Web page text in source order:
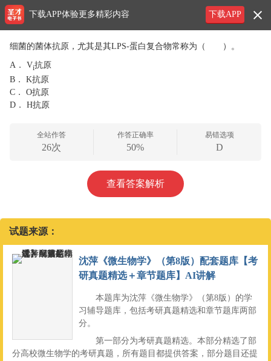
细菌的菌体抗原，尤其是其LPS-蛋白复合物常称为（ ）。
A． Vi抗原
B．
K抗原
C．
O抗原
D．
H抗原
全站作答
26次
作答正确率
50%
易错选项
D
查看答案解析
试题来源：
沈萍《微生物学》（第8版）配套题库【考
研真题精选＋章节题库】AI讲解
本题库为沈萍《微生物学》（第8版）的学
习辅导题库，包括考研真题精选和章节题库两部
分。
第一部分为考研真题精选。本部分精选了部
分高校微生物学的考研真题，所有题目都提供答案，部分题目还提
下载APP
下载APP体验更多精彩内容